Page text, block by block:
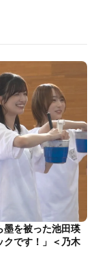
を被った池田瑛
クです！」＜乃木